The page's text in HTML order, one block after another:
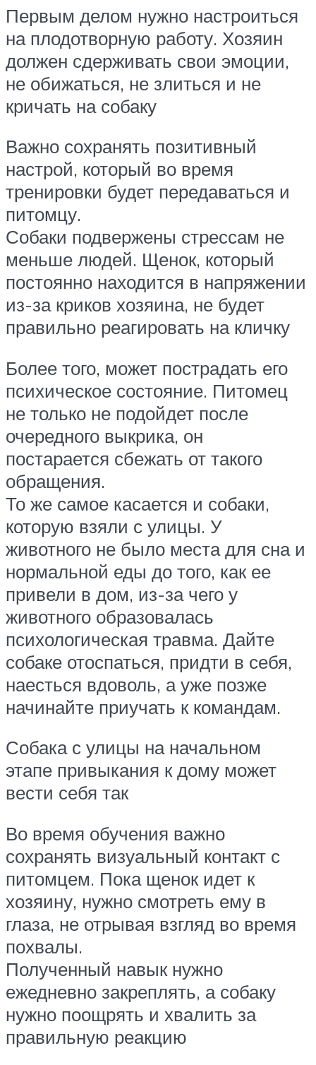
Первым делом нужно настроиться
на плодотворную работу. Хозяин
должен сдерживать свои эмоции,
не обижаться, не злиться и не
кричать на собаку
Важно сохранять позитивный
настрой, который во время
тренировки будет передаваться и
питомцу.
Собаки подвержены стрессам не
меньше людей. Щенок, который
постоянно находится в напряжении
из-за криков хозяина, не будет
правильно реагировать на кличку
Более того, может пострадать его
психическое состояние. Питомец
не только не подойдет после
очередного выкрика, он
постарается сбежать от такого
обращения.
То же самое касается и собаки,
которую взяли с улицы. У
животного не было места для сна и
нормальной еды до того, как ее
привели в дом, из-за чего у
животного образовалась
психологическая травма. Дайте
собаке отоспаться, придти в себя,
наесться вдоволь, а уже позже
начинайте приучать к командам.
Собака с улицы на начальном
этапе привыкания к дому может
вести себя так
Во время обучения важно
сохранять визуальный контакт с
питомцем. Пока щенок идет к
хозяину, нужно смотреть ему в
глаза, не отрывая взгляд во время
похвалы.
Полученный навык нужно
ежедневно закреплять, а собаку
нужно поощрять и хвалить за
правильную реакцию